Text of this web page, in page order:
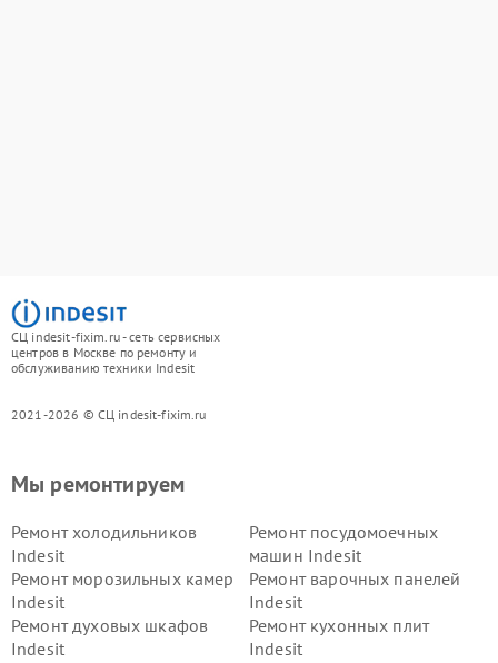
СЦ indesit-fixim.ru - сеть сервисных
центров в Москве по ремонту и
обслуживанию техники Indesit
2021-2026 © СЦ indesit-fixim.ru
Мы ремонтируем
Ремонт холодильников
Indesit
Ремонт посудомоечных
машин Indesit
Ремонт морозильных камер
Indesit
Ремонт варочных панелей
Indesit
Ремонт духовых шкафов
Indesit
Ремонт кухонных плит
Indesit